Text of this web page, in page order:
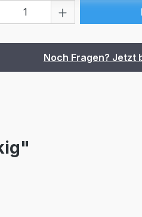
Anzahl: Gib
Noch Fragen? Jetzt